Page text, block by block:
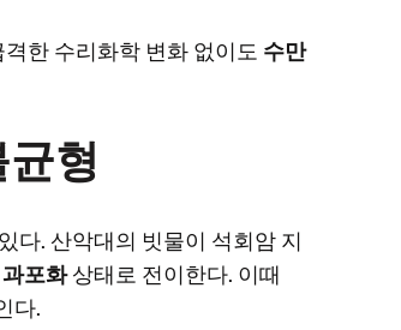
격한 수리화학 변화 없이도 수만
형
다. 산악대의 빗물이 석회암 지
과포화상태로 전이한다. 이때
다.